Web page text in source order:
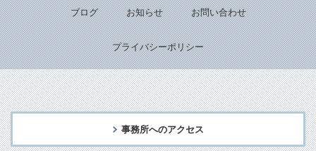
ブログ お知らせ お問い合わせ
プライバシーポリシー
事務所へのアクセス